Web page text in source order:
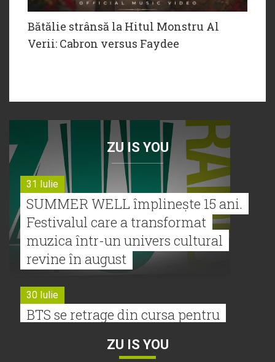
Bătălie strânsă la Hitul Monstru Al
Verii: Cabron versus Faydee
ZU IS YOU
31 Iulie
SUMMER WELL împlinește 15 ani.
Festivalul care a transformat
muzica într-un univers cultural
revine în august
30 Iulie
BTS se retrage din cursa pentru
ZU IS YOU